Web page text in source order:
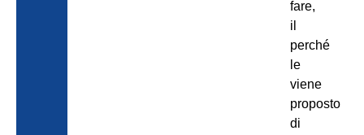
fare,
il
perché
le
viene
proposto
di